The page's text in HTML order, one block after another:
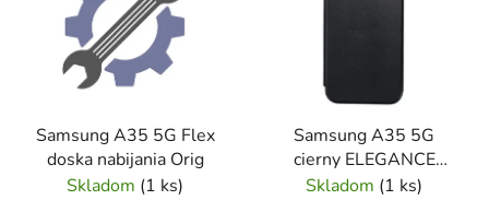
Samsung A35 5G Flex
doska nabijania Orig
Skladom (1 ks)
Samsung A35 5G
cierny ELEGANCE
BOOK
Skladom (1 ks)